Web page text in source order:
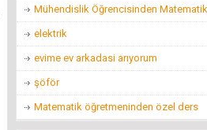
Belediyeyi hesap uzmanı
istifi tramvay zarar ediyor!
Mehmet KIZILKAYA
Projenin BAŞI)
8 Ağustos 2016 Pazartesi
Mühendislik Öğrencisinden
elektrik
evime ev arkadasi arıyorum
şöför
Matematik öğretmeninden özel ders